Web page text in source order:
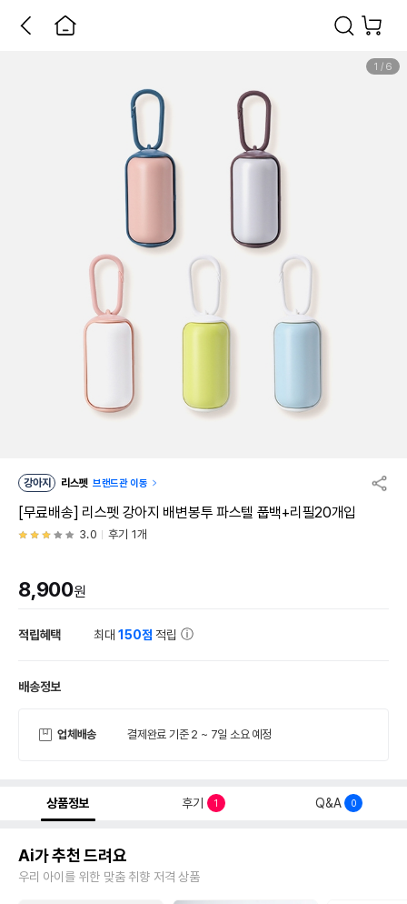
1 / 6
강아지 리스펫 브랜드관 이동
[무료배송] 리스펫 강아지 배변봉투 파스텔 풉백+리필20개입
3.0 후기 1개
8,900원
적립혜택 최대150점 적립
배송정보
업체배송 결제완료 기준 2 ~ 7일 소요 예정
상품정보 후기 1 Q&A 0
Ai가 추천 드려요
우리 아이를 위한 맞춤 취향 저격 상품